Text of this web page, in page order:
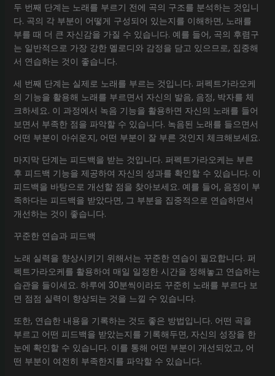
두 번째 단계는 노래를 부르기 전에 곡의 구조를 분석하는 것입니
다. 곡의 각 부분이 어떻게 구성되어 있는지를 이해하면, 노래를
부를 때 더 큰 자신감을 가질 수 있습니다. 예를 들어, 곡의 후렴구
는 일반적으로 가장 강한 멜로디와 감정을 담고 있으므로, 집중해
서 연습하는 것이 좋습니다.
세 번째 단계는 실제로 노래를 부르는 것입니다. 퍼펙트가라오케
의 기능을 활용해 노래를 부르면서 자신의 발음, 음정, 박자를 체
크하세요. 이 과정에서 녹음 기능을 활용하면 자신의 노래를 들어
보면서 부족한 점을 파악할 수 있습니다. 녹음된 노래를 들으면서
어떤 부분이 아쉬운지, 어떤 부분이 잘 부른 것인지 체크해보세요.
마지막 단계는 피드백을 받는 것입니다. 퍼펙트가라오케는 부른
후 피드백 기능을 제공하여 자신의 성과를 확인할 수 있습니다. 이
피드백을 바탕으로 개선할 점을 찾아보세요. 예를 들어, 음정이 부
족하다는 피드백을 받았다면, 그 부분을 집중적으로 연습하면서
개선하는 것이 좋습니다.
꾸준한 연습과 피드백
노래 실력을 향상시키기 위해서는 꾸준한 연습이 필요합니다. 퍼
펙트가라오케를 활용하여 매일 일정한 시간을 정해놓고 연습하는
습관을 들이세요. 하루에 30분씩이라도 꾸준히 노래를 부르다 보
면 점점 실력이 향상되는 것을 느낄 수 있습니다.
또한, 연습한 내용을 기록하는 것도 좋은 방법입니다. 어떤 곡을
부르고 어떤 피드백을 받았는지를 기록해두면, 자신의 성장을 한
눈에 확인할 수 있습니다. 이를 통해 어떤 부분이 개선되었고, 어
떤 부분이 여전히 부족한지를 파악할 수 있습니다.